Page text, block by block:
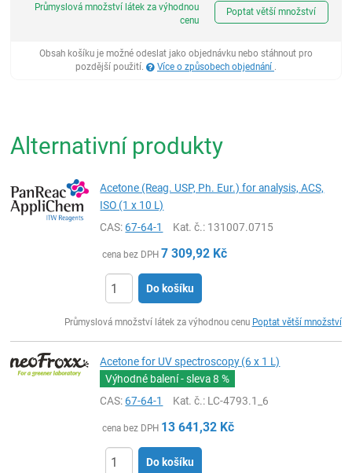
Průmyslová množství látek za výhodnou
cenu
Poptat větší množství
Obsah košíku je možné odeslat jako objednávku nebo stáhnout pro
pozdější použití.
Více o způsobech objednání .
Alternativní produkty
Acetone (Reag. USP, Ph. Eur.) for analysis, ACS,
ISO (1 x 10 L)
CAS:67-64-1 Kat. č.: 131007.0715
cena bez DPH 7 309,92 Kč
Do košíku
Průmyslová množství látek za výhodnou cenu Poptat větší množství
Acetone for UV spectroscopy (6 x 1 L)
Výhodné balení - sleva8 %
CAS:67-64-1 Kat. č.: LC-4793.1_6
cena bez DPH 13 641,32 Kč
Do košíku